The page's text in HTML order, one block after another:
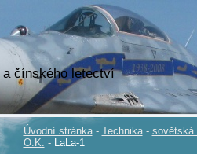
a čínského letectví
Úvodní stránka - Technika - sovětská
O.K. - LaLa-1